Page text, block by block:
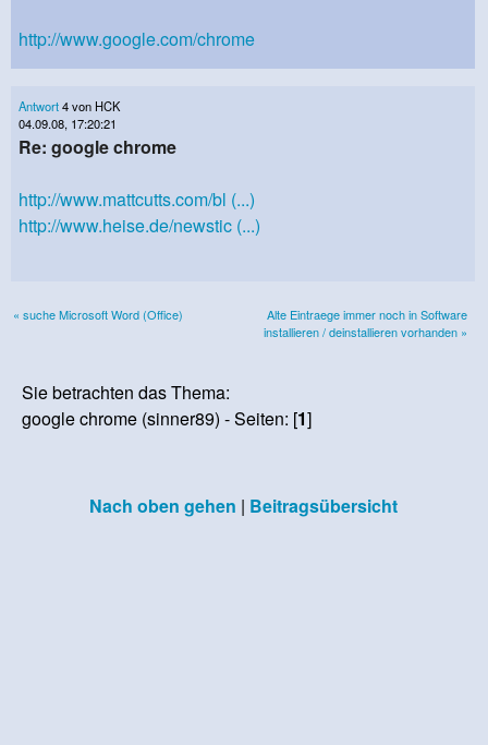
http://www.google.com/chrome
Antwort4 von HCK
04.09.08, 17:20:21
Re: google chrome
http://www.mattcutts.com/bl (...)
http://www.heise.de/newstic (...)
« suche Microsoft Word (Office)
Alte Eintraege immer noch in Software
installieren / deinstallieren vorhanden »
Sie betrachten das Thema:
google chrome (sinner89) - Seiten: [1]
Nach oben gehen | Beitragsübersicht